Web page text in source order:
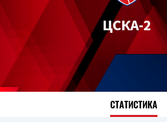
ЦСКА-2
СТАТИСТИКА